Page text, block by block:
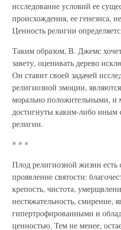
исследование условий ее
происхождения, ее генезиса,
Ценность религии
Таким образом, В. Джемс
завету, оценивать дерево
Он ставит своей задачей
религиозной эмоции,
морально положительными, и
достигнуты каким-либо иным
религии.
* * *
Плод религиозной жизни есть
проявление святости:
крепость, чистота,
нестяжательность, смирение,
гипертрофированными и
ценностью. Тем не менее,